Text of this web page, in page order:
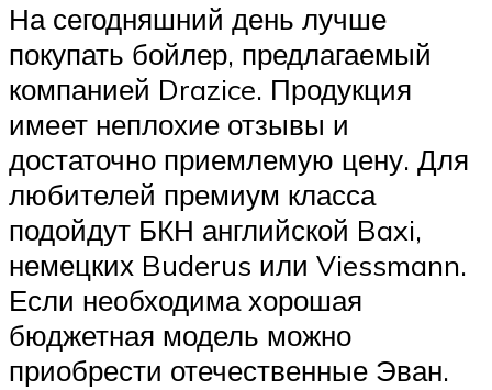
На сегодняшний день лучше
покупать бойлер, предлагаемый
компанией Drazice. Продукция
имеет неплохие отзывы и
достаточно приемлемую цену. Для
любителей премиум класса
подойдут БКН английской Baxi,
немецких Buderus или Viessmann.
Если необходима хорошая
бюджетная модель можно
приобрести отечественные Эван.